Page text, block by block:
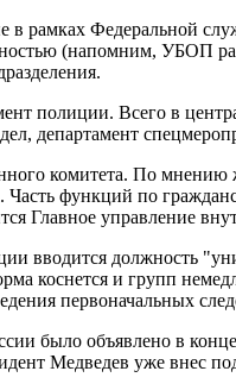
в рамках Федеральной
(напомним, УБОП
полиции. Всего в
департамент
комитета. По мнению
функций по
Главное управление
вводится должность
коснется и групп
первоначальных
было объявлено в
Медведев уже внес